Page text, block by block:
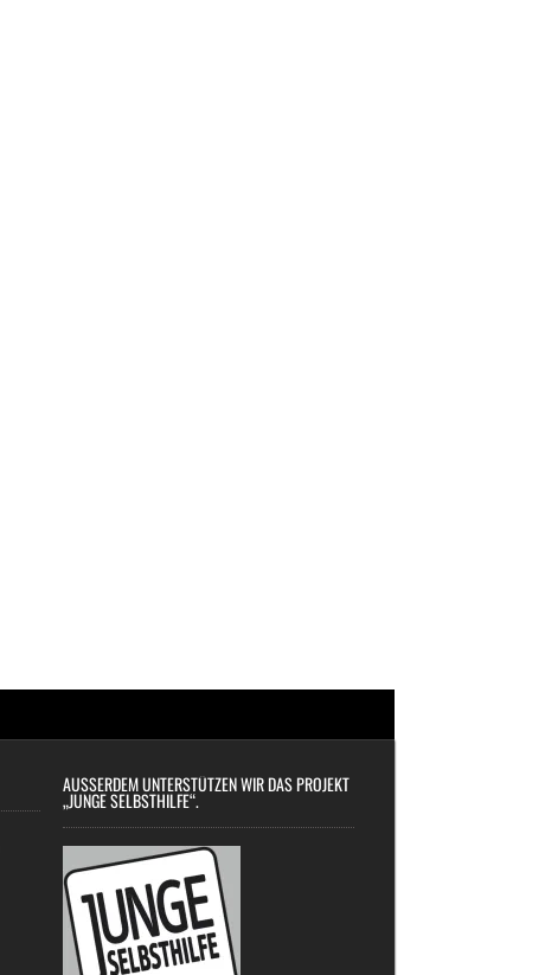
AUSSERDEM UNTERSTÜTZEN WIR DAS PROJEKT „
JUNGE SELBSTHILFE“.